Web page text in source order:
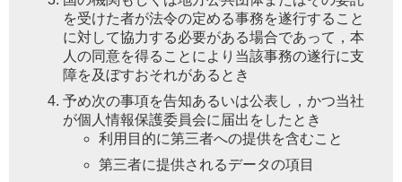
を受けた者が法令の定める事務を遂行すること
に対して協力する必要がある場合であって，本
人の同意を得ることにより当該事務の遂行に支
障を及ぼすおそれがあるとき
予め次の事項を告知あるいは公表し，かつ当社
が個人情報保護委員会に届出をしたとき
利用目的に第三者への提供を含むこと
第三者に提供されるデータの項目